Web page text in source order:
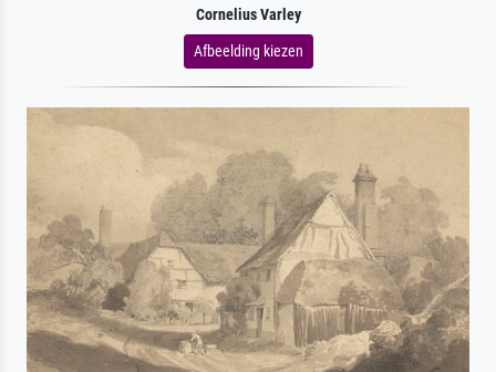
Cornelius Varley
Afbeelding kiezen